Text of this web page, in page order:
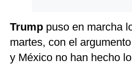
Trump puso en marcha
martes, con el
y México no han hecho